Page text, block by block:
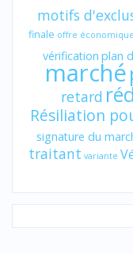
motifs
finale offre
vérification plan
marché
retard
Résiliation
signature du
traitant variante